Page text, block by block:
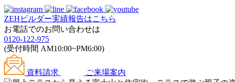
ZEHビルダー実績報告はこちら
お電話でのお問い合わせは
0120-122-975
(受付時間 AM10:00~PM6:00)
資料請求 ご来場案内